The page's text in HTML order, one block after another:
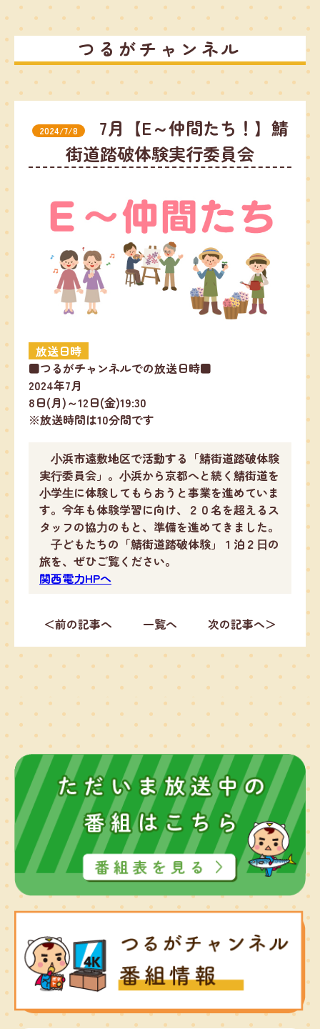
つるがチャンネル
2024/7/8
7月【E～仲間たち！】鯖
街道踏破体験実行委員会
放送日時
■つるがチャンネルでの放送日時■
2024年7月
8日(月)～12日(金)19:30
※放送時間は10分間です
⼩浜市遠敷地区で活動する「鯖街道踏破体験
実⾏委員会」。⼩浜から京都へと続く鯖街道を
⼩学⽣に体験してもらおうと事業を進めていま
す。今年も体験学習に向け、２０名を超えるス
タッフの協⼒のもと、準備を進めてきました。
⼦どもたちの「鯖街道踏破体験」１泊２⽇の
旅を、ぜひご覧ください。
関西電力HPへ
＜前の記事へ 一覧へ 次の記事へ＞